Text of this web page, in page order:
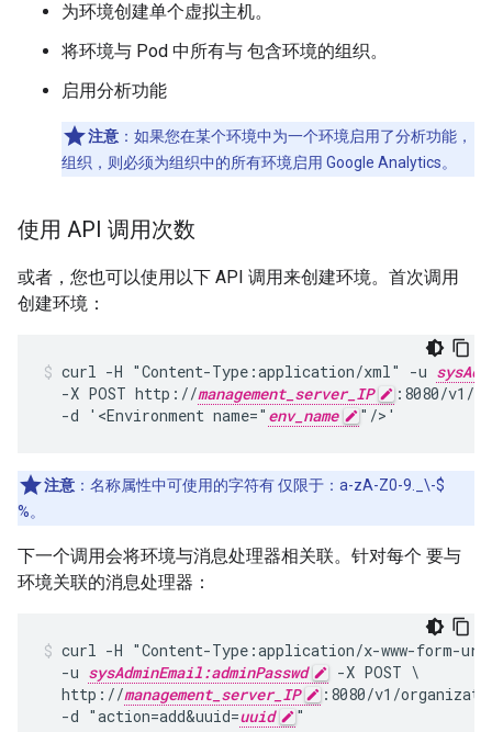
为环境创建单个虚拟主机。
将环境与 Pod 中所有与 包含环境的组织。
启用分析功能
注意 ：如果您在某个环境中为一个环境启用了分析功能，
组织，则必须为组织中的所有环境启用 Google Analytics。
使用 API 调用次数
或者，您也可以使用以下 API 调用来创建环境。首次调用
创建环境：
curl -H "Content-Type:application/xml" -u
  -X POST http://
management_server_IP
:8080/v1/
  -d '<Environment name="
env_name "/>'
注意 ：名称属性中可使用的字符有 仅限于：a-zA-Z0-9._\-$
%。
下一个调用会将环境与消息处理器相关联。针对每个 要与
环境关联的消息处理器：
curl -H "Content-Type:application/x-www-form-
  -u
sysAdminEmail:adminPasswd
-X POST \
  http://
management_server_IP
:8080/v1/
  -d "action=add&uuid=
uuid